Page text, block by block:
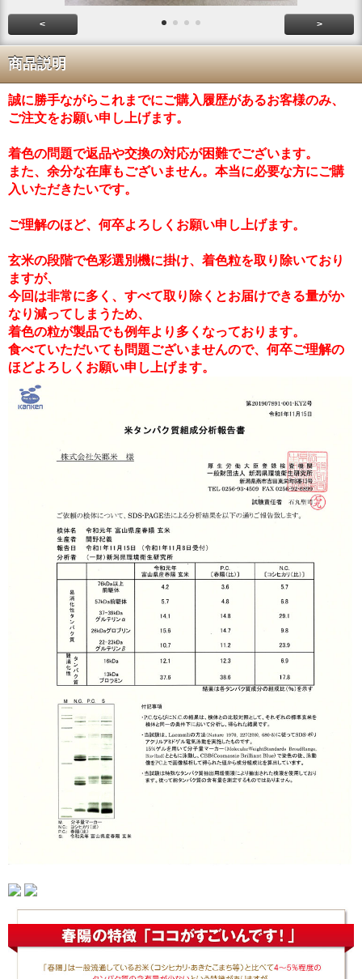
< >
商品説明
誠に勝手ながらこれまでにご購入履歴があるお客様のみ、
ご注文をお願い申し上げます。
着色の問題で返品や交換の対応が困難でございます。
また、余分な在庫もございません。本当に必要な方にご購
入いただきたいです。
ご理解のほど、何卒よろしくお願い申し上げます。
玄米の段階で色彩選別機に掛け、着色粒を取り除いており
ますが、
今回は非常に多く、すべて取り除くとお届けできる量がか
なり減ってしまうため、
着色の粒が製品でも例年より多くなっております。
食べていただいても問題ございませんので、何卒ご理解の
ほどよろしくお願い申し上げます。